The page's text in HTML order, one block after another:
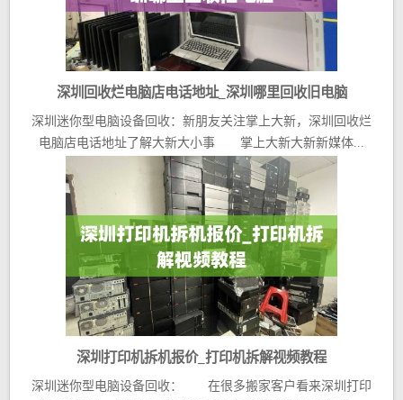
深圳回收烂电脑店电话地址_深圳哪里回收旧电脑
深圳迷你型电脑设备回收：新朋友关注掌上大新，深圳回收烂
电脑店电话地址了解大新大小事 掌上大新大新新媒体...
深圳打印机拆机报价_打印机拆解视频教程
深圳迷你型电脑设备回收： 在很多搬家客户看来深圳打印